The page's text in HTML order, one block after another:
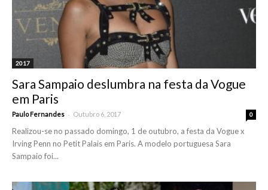
2017
Sara Sampaio deslumbra na festa da Vogue
em Paris
Paulo Fernandes - Outubro 6, 2017 0
Realizou-se no passado domingo, 1 de outubro, a festa da Vogue x
Irving Penn no Petit Palais em Paris. A modelo portuguesa Sara
Sampaio foi...